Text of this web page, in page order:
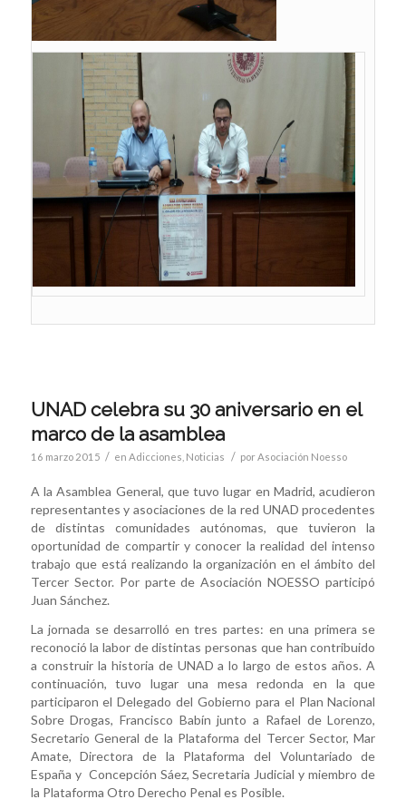
UNAD celebra su 30 aniversario en el
marco de la asamblea
16 marzo 2015 / en Adicciones Noticias / porAsociación Noesso
A la Asamblea General, que tuvo lugar en Madrid, acudieron
representantes y asociaciones de la red UNAD procedentes
de distintas comunidades autónomas, que tuvieron la
oportunidad de compartir y conocer la realidad del intenso
trabajo que está realizando la organización en el ámbito del
Tercer Sector. Por parte de Asociación NOESSO participó
Juan Sánchez.
La jornada se desarrolló en tres partes: en una primera se
reconoció la labor de distintas personas que han contribuido
a construir la historia de UNAD a lo largo de estos años. A
continuación, tuvo lugar una mesa redonda en la que
participaron el Delegado del Gobierno para el Plan Nacional
Sobre Drogas, Francisco Babín junto a Rafael de Lorenzo,
Secretario General de la Plataforma del Tercer Sector, Mar
Amate, Directora de la Plataforma del Voluntariado de
España y Concepción Sáez, Secretaria Judicial y miembro de
la Plataforma Otro Derecho Penal es Posible.